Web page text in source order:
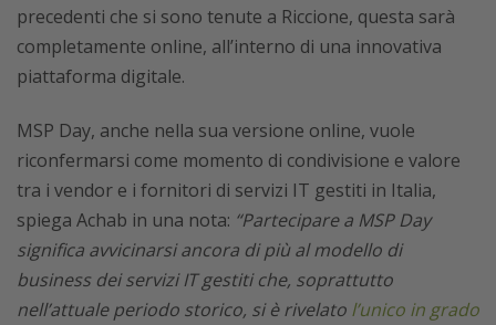
precedenti che si sono tenute a Riccione, questa sarà
completamente online, all’interno di una innovativa
piattaforma digitale.
MSP Day, anche nella sua versione online, vuole
riconfermarsi come momento di condivisione e valore
tra i vendor e i fornitori di servizi IT gestiti in Italia,
spiega Achab in una nota: “Partecipare a MSP Day
significa avvicinarsi ancora di più al modello di
business dei servizi IT gestiti che, soprattutto
nell’attuale periodo storico, si è rivelato l’unico in grado